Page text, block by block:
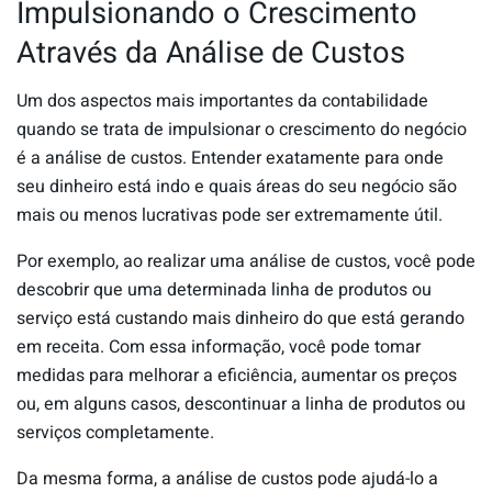
Impulsionando o Crescimento
Através da Análise de Custos
Um dos aspectos mais importantes da contabilidade
quando se trata de impulsionar o crescimento do negócio
é a análise de custos. Entender exatamente para onde
seu dinheiro está indo e quais áreas do seu negócio são
mais ou menos lucrativas pode ser extremamente útil.
Por exemplo, ao realizar uma análise de custos, você pode
descobrir que uma determinada linha de produtos ou
serviço está custando mais dinheiro do que está gerando
em receita. Com essa informação, você pode tomar
medidas para melhorar a eficiência, aumentar os preços
ou, em alguns casos, descontinuar a linha de produtos ou
serviços completamente.
Da mesma forma, a análise de custos pode ajudá-lo a